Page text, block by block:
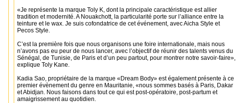
«Je représente la marque Toly K, dont la principale caractéristique est allier
tradition et modernité. A Nouakchott, la particularité porte sur l’alliance entre la
teinture et le wax. Je suis cofondatrice de cet événement, avec Aicha Style et
Pecos Style.
C’est la première fois que nous organisons une foire internationale, mais nous
n’avons pas eu peur de nous lancer, avec l’objectif de réunir des talents venus du
Sénégal, de Tunisie, de Paris et d’un peu partout, pour montrer notre savoir-faire»,
explique Toly Kane.
Kadia Sao, propriétaire de la marque «Dream Body» est également présente à ce
premier évènement du genre en Mauritanie, «nous sommes basés à Paris, Dakar
et Abidjan. Nous faisons dans tout ce qui est post-opératoire, post-partum et
amaigrissement au quotidien.